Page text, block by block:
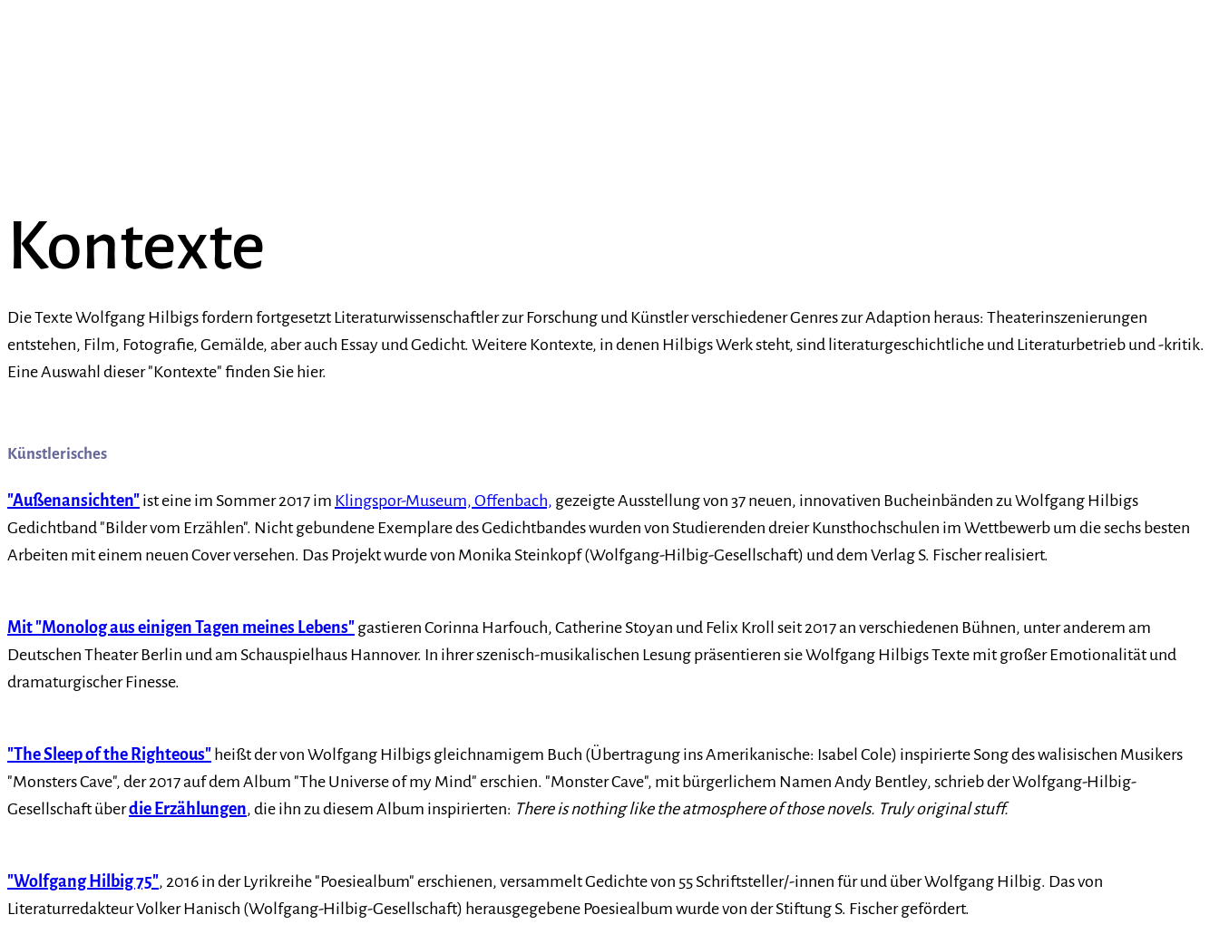
Kontexte
Die Texte Wolfgang Hilbigs fordern fortgesetzt Literaturwissenschaftler zur Forschung und Künstler verschiedener Genres zur Adaption heraus: Theaterinszenierungen
entstehen, Film, Fotografie, Gemälde, aber auch Essay und Gedicht. Weitere Kontexte, in denen Hilbigs Werk steht, sind literaturgeschichtliche und Literaturbetrieb und -kritik.
Eine Auswahl dieser "Kontexte" finden Sie hier.
Künstlerisches
"Außenansichten" ist eine im Sommer 2017 im Klingspor-Museum, Offenbach, gezeigte Ausstellung von 37 neuen, innovativen Bucheinbänden zu Wolfgang Hilbigs
Gedichtband "Bilder vom Erzählen". Nicht gebundene Exemplare des Gedichtbandes wurden von Studierenden dreier Kunsthochschulen im Wettbewerb um die sechs besten
Arbeiten mit einem neuen Cover versehen. Das Projekt wurde von Monika Steinkopf (Wolfgang-Hilbig-Gesellschaft) und dem Verlag S. Fischer realisiert.
Mit "Monolog aus einigen Tagen meines Lebens" gastieren Corinna Harfouch, Catherine Stoyan und Felix Kroll seit 2017 an verschiedenen Bühnen, unter anderem am
Deutschen Theater Berlin und am Schauspielhaus Hannover. In ihrer szenisch-musikalischen Lesung präsentieren sie Wolfgang Hilbigs Texte mit großer Emotionalität und
dramaturgischer Finesse.
"The Sleep of the Righteous" heißt der von Wolfgang Hilbigs gleichnamigem Buch (Übertragung ins Amerikanische: Isabel Cole) inspirierte Song des walisischen Musikers
"Monsters Cave", der 2017 auf dem Album "The Universe of my Mind" erschien. "Monster Cave", mit bürgerlichem Namen Andy Bentley, schrieb der Wolfgang-Hilbig-
Gesellschaft überdie Erzählungen, die ihn zu diesem Album inspirierten: There is nothing like the atmosphere of those novels. Truly original stuff.
"Wolfgang Hilbig 75", 2016 in der Lyrikreihe "Poesiealbum" erschienen, versammelt Gedichte von 55 Schriftsteller/-innen für und über Wolfgang Hilbig. Das von
Literaturredakteur Volker Hanisch (Wolfgang-Hilbig-Gesellschaft) herausgegebene Poesiealbum wurde von der Stiftung S. Fischer gefördert.